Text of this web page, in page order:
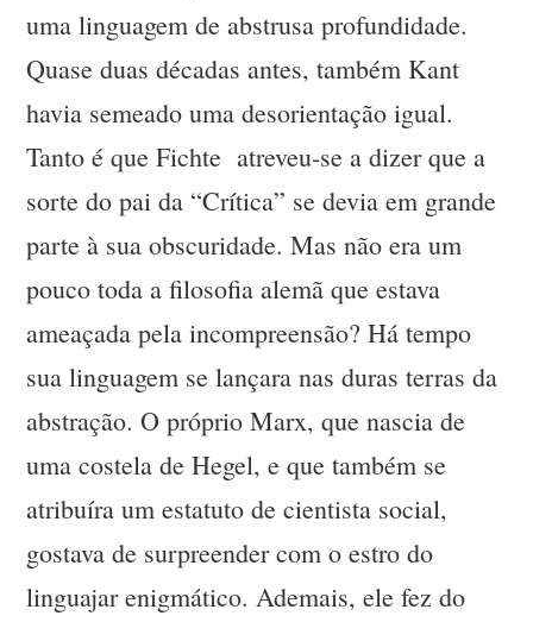
uma linguagem de abstrusa profundidade.
Quase duas décadas antes, também Kant
havia semeado uma desorientação igual.
Tanto é que Fichte atreveu-se a dizer que a
sorte do pai da “Crítica” se devia em grande
parte à sua obscuridade. Mas não era um
pouco toda a filosofia alemã que estava
ameaçada pela incompreensão? Há tempo
sua linguagem se lançara nas duras terras da
abstração. O próprio Marx, que nascia de
uma costela de Hegel, e que também se
atribuíra um estatuto de cientista social,
gostava de surpreender com o estro do
linguajar enigmático. Ademais, ele fez do